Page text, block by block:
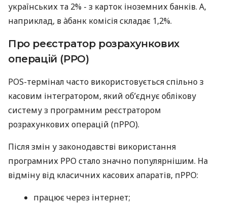
українських та 2% - з карток іноземних банків. А,
наприклад, в àбанк комісія складає 1,2%.
Про реєстратор розрахункових
операцій (РРО)
POS-термінал часто використовується спільно з
касовим інтегратором, який об’єднує облікову
систему з програмним реєстратором
розрахункових операцій (пРРО).
Після змін у законодавстві використання
програмних РРО стало значно популярнішим. На
відміну від класичних касових апаратів, пРРО:
працює через інтернет;